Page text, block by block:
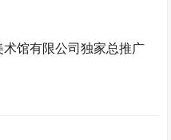
馆有限公司独家总推广